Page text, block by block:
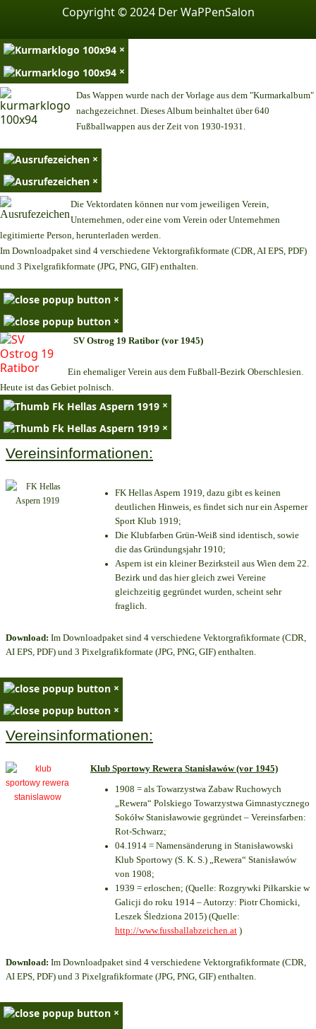
Copyright © 2024 Der WaPPenSalon
×
×
Das Wappen wurde nach der Vorlage aus dem "Kurmarkalbum"
nachgezeichnet. Dieses Album beinhaltet über 640
Fußballwappen aus der Zeit von 1930-1931.
×
×
Die Vektordaten können nur vom jeweiligen Verein,
Unternehmen, oder eine vom Verein oder Unternehmen
legitimierte Person, herunterladen werden.
Im Downloadpaket sind 4 verschiedene Vektorgrafikformate (CDR, AI EPS, PDF)
und 3 Pixelgrafikformate (JPG, PNG, GIF) enthalten.
×
×
SV Ostrog 19 Ratibor (vor 1945)
Ein ehemaliger Verein aus dem Fußball-Bezirk Oberschlesien.
Heute ist das Gebiet polnisch.
×
×
Vereinsinformationen:
FK Hellas Aspern 1919, dazu gibt es keinen
deutlichen Hinweis, es findet sich nur ein Asperner
Sport Klub 1919;
Die Klubfarben Grün-Weiß sind identisch, sowie
die das Gründungsjahr 1910;
Aspern ist ein kleiner Bezirksteil aus Wien dem 22.
Bezirk und das hier gleich zwei Vereine
gleichzeitig gegründet wurden, scheint sehr
fraglich.
Download: Im Downloadpaket sind 4 verschiedene Vektorgrafikformate (CDR,
AI EPS, PDF) und 3 Pixelgrafikformate (JPG, PNG, GIF) enthalten.
×
×
Vereinsinformationen:
Klub Sportowy Rewera Stanisławów (vor 1945)
1908 = als Towarzystwa Zabaw Ruchowych
„Rewera“ Polskiego Towarzystwa Gimnastycznego
Sokółw Stanisławowie gegründet – Vereinsfarben:
Rot-Schwarz;
04.1914 = Namensänderung in Stanisławowski
Klub Sportowy (S. K. S.) „Rewera“ Stanisławów
von 1908;
1939 = erloschen; (Quelle: Rozgrywki Piłkarskie w
Galicji do roku 1914 – Autorzy: Piotr Chomicki,
Leszek Śledziona 2015) (Quelle:
http://www.fussballabzeichen.at )
Download: Im Downloadpaket sind 4 verschiedene Vektorgrafikformate (CDR,
AI EPS, PDF) und 3 Pixelgrafikformate (JPG, PNG, GIF) enthalten.
×